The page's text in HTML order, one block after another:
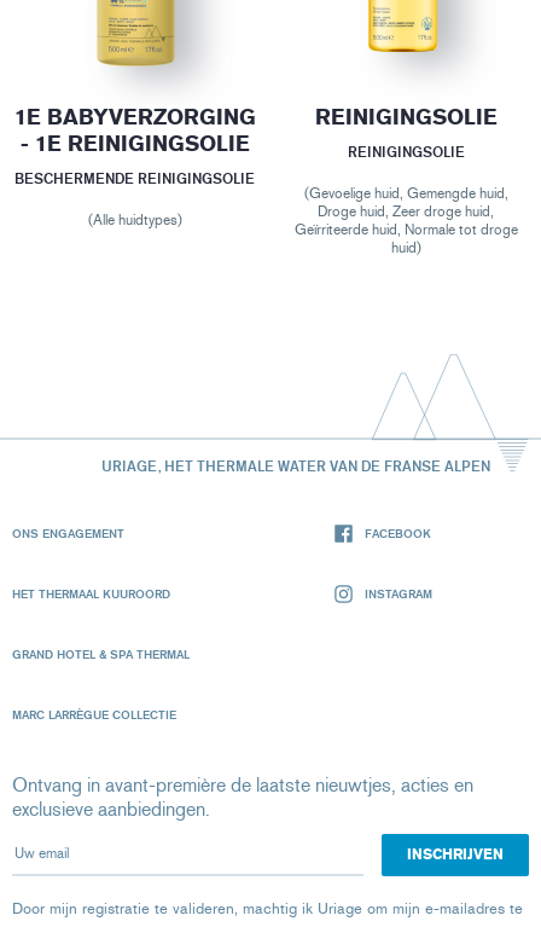
1E BABYVERZORGING
- 1E REINIGINGSOLIE
BESCHERMENDE REINIGINGSOLIE
(Alle huidtypes)
REINIGINGSOLIE
REINIGINGSOLIE
(Gevoelige huid, Gemengde huid,
Droge huid, Zeer droge huid,
Geïrriteerde huid, Normale tot droge
huid)
URIAGE, HET THERMALE WATER VAN DE FRANSE ALPEN
ONS ENGAGEMENT
HET THERMAAL KUUROORD
GRAND HOTEL & SPA THERMAL
MARC LARRÈGUE COLLECTIE
FACEBOOK
INSTAGRAM
Ontvang in avant-première de laatste nieuwtjes, acties en
exclusieve aanbiedingen.
Uw email
Door mijn registratie te valideren, machtig ik Uriage om mijn e-mailadres te